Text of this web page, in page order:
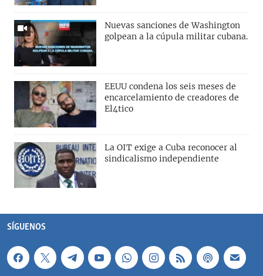
Nuevas sanciones de Washington
golpean a la cúpula militar cubana.
EEUU condena los seis meses de
encarcelamiento de creadores de
El4tico
La OIT exige a Cuba reconocer al
sindicalismo independiente
SÍGUENOS